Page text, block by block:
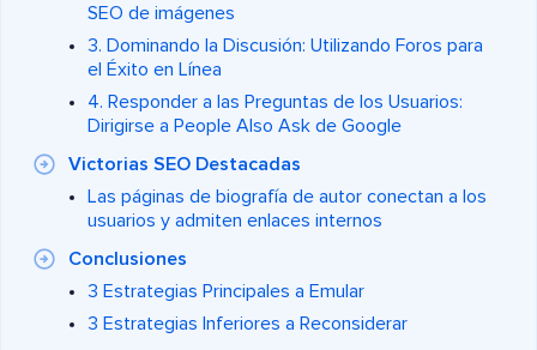
SEO de imágenes
3. Dominando la Discusión: Utilizando Foros para
el Éxito en Línea
4. Responder a las Preguntas de los Usuarios:
Dirigirse a People Also Ask de Google
Victorias SEO Destacadas
Las páginas de biografía de autor conectan a los
usuarios y admiten enlaces internos
Conclusiones
3 Estrategias Principales a Emular
3 Estrategias Inferiores a Reconsiderar